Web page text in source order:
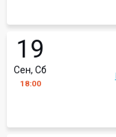
19
Сен, Сб
18:00